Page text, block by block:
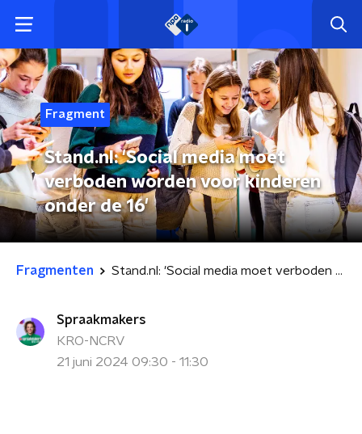
Fragment
Stand.nl: 'Social media moet
verboden worden voor kinderen
onder de 16'
Fragmenten Stand.nl: 'Social media moet verboden worden voor kinderen onder de 16'
Spraakmakers
KRO-NCRV
21 juni 2024 09:30 - 11:30